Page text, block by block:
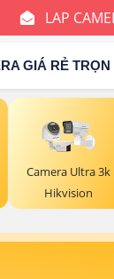
LAP
GIÁ RẺ TRỌN
Camera Ultra 3k
Hikvision